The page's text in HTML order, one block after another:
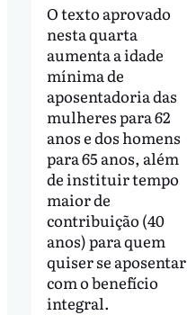
O texto aprovado
nesta quarta
aumenta a idade
mínima de
aposentadoria das
mulheres para 62
anos e dos homens
para 65 anos, além
de instituir tempo
maior de
contribuição (40
anos) para quem
quiser se aposentar
com o benefício
integral.